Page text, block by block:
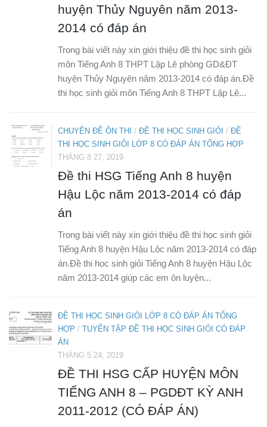
huyện Thủy Nguyên năm 2013-
2014 có đáp án
Trong bài viết này xin giới thiệu đề thi học sinh giỏi
môn Tiếng Anh 8 THPT Lập Lê phòng GD&ĐT
huyện Thủy Nguyên năm 2013-2014 có đáp án.Đề
thi học sinh giỏi môn Tiếng Anh 8 THPT Lập Lê...
CHUYÊN ĐỀ ÔN THI / ĐỀ THI HỌC SINH GIỎI / ĐỀ
THI HỌC SINH GIỎI LỚP 8 CÓ ĐÁP ÁN TỔNG HỢP
THÁNG 8 27, 2019
Đề thi HSG Tiếng Anh 8 huyện
Hậu Lộc năm 2013-2014 có đáp
án
Trong bài viết này xin giới thiệu đề thi học sinh giỏi
Tiếng Anh 8 huyện Hậu Lộc năm 2013-2014 có đáp
án.Đề thi học sinh giỏi Tiếng Anh 8 huyện Hậu Lộc
năm 2013-2014 giúp các em ôn luyện...
ĐỀ THI HỌC SINH GIỎI LỚP 8 CÓ ĐÁP ÁN TỔNG
HỢP / TUYỂN TẬP ĐỀ THI HỌC SINH GIỎI CÓ ĐÁP
ÁN
THÁNG 5 24, 2019
ĐỀ THI HSG CẤP HUYỆN MÔN
TIẾNG ANH 8 – PGDĐT KỲ ANH
2011-2012 (CÓ ĐÁP ÁN)